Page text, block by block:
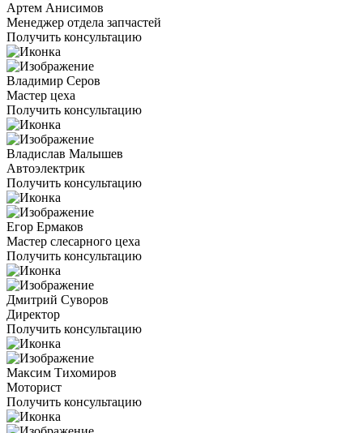
Артем Анисимов
Менеджер отдела запчастей
Получить консультацию
Владимир Серов
Мастер цеха
Получить консультацию
Владислав Малышев
Автоэлектрик
Получить консультацию
Егор Ермаков
Мастер слесарного цеха
Получить консультацию
Дмитрий Суворов
Директор
Получить консультацию
Максим Тихомиров
Моторист
Получить консультацию